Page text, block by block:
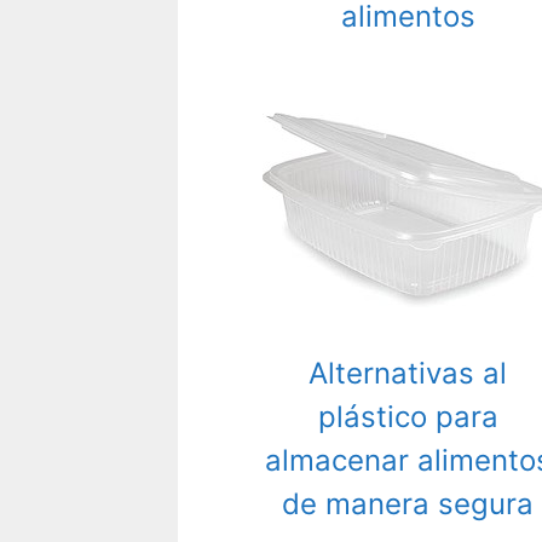
alimentos
Alternativas al
plástico para
almacenar
de manera segura